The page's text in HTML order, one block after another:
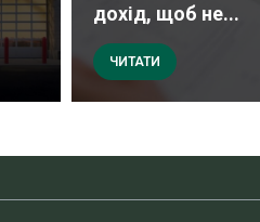
дохід, щоб не...
ЧИТАТИ